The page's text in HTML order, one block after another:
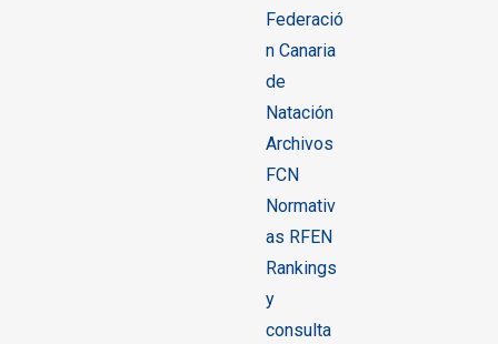
Federació
n Canaria
de
Natación
Archivos
FCN
Normativ
as RFEN
Rankings
y
consulta